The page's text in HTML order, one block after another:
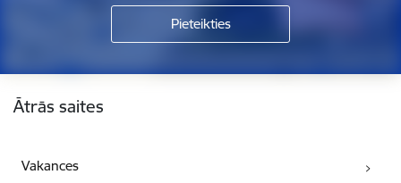
Ātrās saites
Vakances